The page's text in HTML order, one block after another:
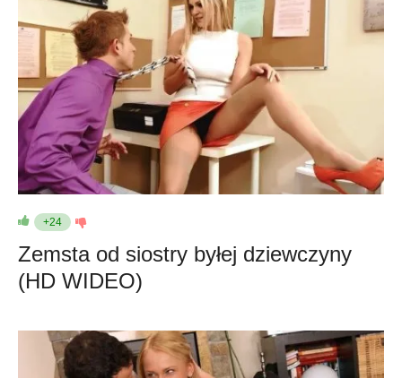
+24
Zemsta od siostry byłej dziewczyny
(HD WIDEO)